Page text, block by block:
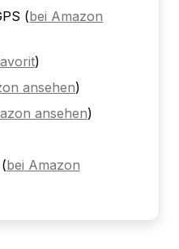
(bei Amazon
)
ansehen)
ansehen)
(bei Amazon